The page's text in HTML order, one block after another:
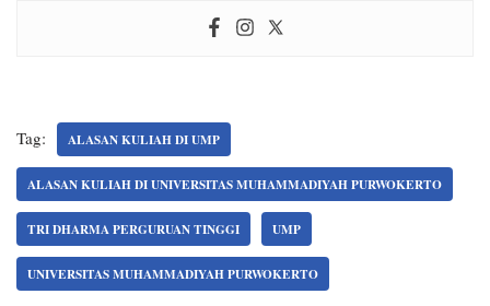
Tag: ALASAN KULIAH DI UMP
ALASAN KULIAH DI UNIVERSITAS MUHAMMADIYAH PURWOKERTO
TRI DHARMA PERGURUAN TINGGI UMP
UNIVERSITAS MUHAMMADIYAH PURWOKERTO